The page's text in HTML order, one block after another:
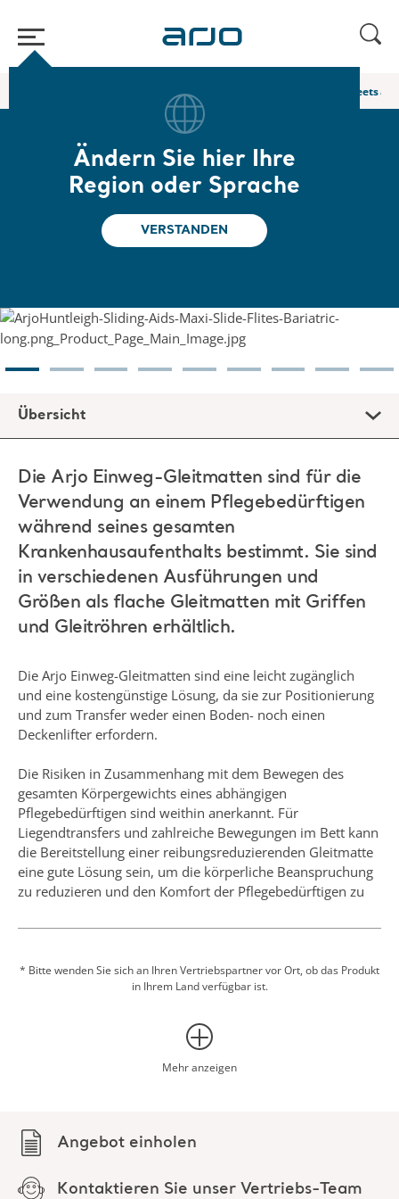
Ändern Sie hier Ihre
Region oder Sprache
VERSTANDEN
Friction Reduction Devices Arjo Disposable slide sheets
Arjo Disposable slide
sheets and tubes
Arjo Einweg-Gleitmatten und -röhren
Übersicht
Angebot einholen
Kontaktieren Sie unser Vertriebs-Team
Die Arjo Einweg-Gleitmatten sind für die
Verwendung an einem Pflegebedürftigen
während seines gesamten
Krankenhausaufenthalts bestimmt. Sie sind
in verschiedenen Ausführungen und
Größen als flache Gleitmatten mit Griffen
und Gleitröhren erhältlich.
Die Arjo Einweg-Gleitmatten sind eine leicht zugänglich
und eine kostengünstige Lösung, da sie zur Positionierung
und zum Transfer weder einen Boden- noch einen
Deckenlifter erfordern.
Die Risiken in Zusammenhang mit dem Bewegen des
gesamten Körpergewichts eines abhängigen
Pflegebedürftigen sind weithin anerkannt. Für
Liegendtransfers und zahlreiche Bewegungen im Bett kann
die Bereitstellung einer reibungsreduzierenden Gleitmatte
eine gute Lösung sein, um die körperliche Beanspruchung
zu reduzieren und den Komfort der Pflegebedürftigen zu
beim Ziehen komfortablen Halt bieten; sofern eine größere
Greifweite erforderlich ist, können die Arjo Einweg-
Die Einweg-Gleitröhren bestehen aus zwei Oberflächen, die
in Röhrenform zusammengenäht wurden. Dies bedeutet,
Reibungsminderung zu erreichen.
beitragen, das Risiko von druckbedingten Verletzungen zu
* Bitte wenden Sie sich an Ihren Vertriebspartner vor Ort, ob das Produkt
in Ihrem Land verfügbar ist.
Mehr anzeigen